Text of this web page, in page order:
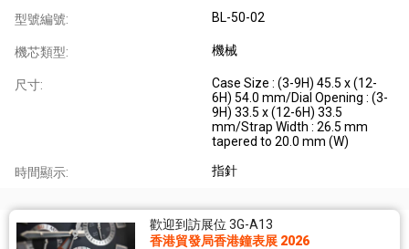
型號編號: BL-50-02
機芯類型: 機械
尺寸:
Case Size : (3-9H) 45.5 x (12-
6H) 54.0 mm/Dial Opening : (3-
9H) 33.5 x (12-6H) 33.5
mm/Strap Width : 26.5 mm
tapered to 20.0 mm (W)
時間顯示: 指針
歡迎到訪展位 3G-A13
香港貿發局香港鐘表展 2026